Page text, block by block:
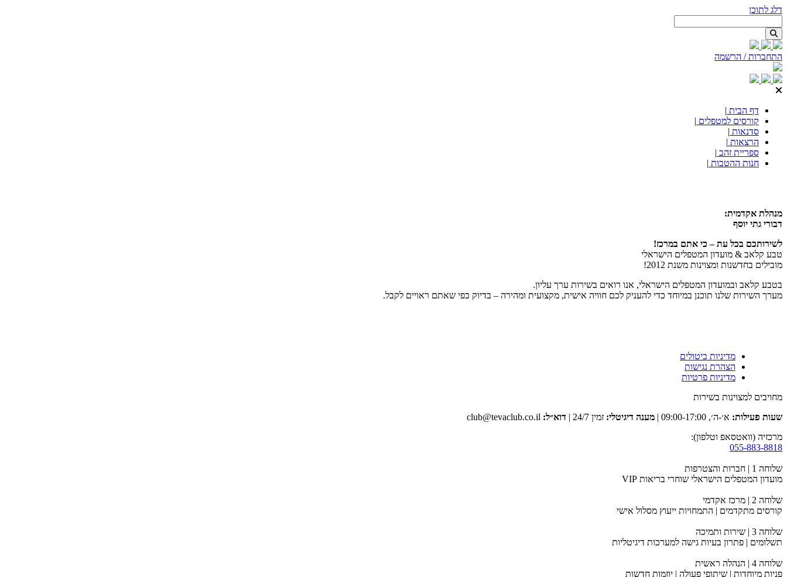
דלג לתוכן
התחברות / הרשמה
דף הבית |
קורסים למטפלים |
סדנאות |
הרצאות |
ספריית זהב |
חנות ההטבות |
מנהלת אקדמית:
דבורי גתי יוסף
לשירותכם בכל עת – כי אתם במרכז!
טבע קלאב & מועדון המטפלים הישראלי
מובילים בחדשנות ומצוינות משנת 2012!
בטבע קלאב ובמועדון המטפלים הישראלי, אנו רואים בשירות ערך עליון.
מערך השירות שלנו תוכנן במיוחד כדי להעניק לכם חוויה אישית, מקצועית ומהירה – בדיוק כפי שאתם ראויים לקבל.
מדיניות ביטולים
הצהרת נגישות
מדיניות פרטיות
מחויבים למצוינות בשירות
שעות פעילות: א׳-ה׳, 09:00-17:00 | מענה דיגיטלי: זמין 24/7 | דוא״ל:
מרכזיה (וואטסאפ וטלפון):
055-883-8818
שלוחה 1 | חברות והצטרפות
מועדון המטפלים הישראלי שוחרי בריאות VIP
שלוחה 2 | מרכז אקדמי
קורסים מתקדמים | התמחויות ייעוץ מסלול אישי
שלוחה 3 | שירות ותמיכה
תשלומים | פתרון בעיות גישה למערכות דיגיטליות
שלוחה 4 | הנהלה ראשית
פניות מיוחדות | שיתופי פעולה | יוזמות חדשות